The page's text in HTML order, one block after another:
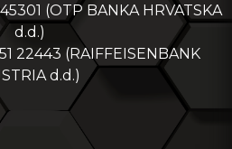
(OTP BANKA HRVATSKA
d.d.)
22443 (RAIFFEISENBANK
d.d.)